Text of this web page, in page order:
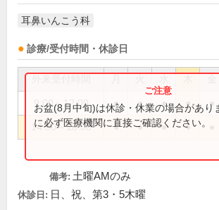
耳鼻いんこう科
診療/受付時間・休診日
9:00～12:00 ● ● ● ● ●
14:30～18:00 ● ● ● ●
お盆(8月中旬)は休診・休業の場合があり
に必ず医療機関に直接ご確認ください。
備考: 土曜AMのみ
休診日: 日、祝、第3・5木曜